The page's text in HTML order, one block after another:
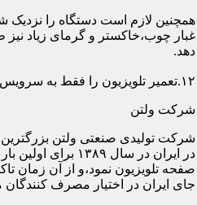
همچنین لازم است دستگاه را نزدیک
غبار چوب،خاکستر و گرمای زیاد
دهد.
۱۲.تعمیر تلویزیون را فقط به سرویس کار ماهر بسپارید
شرکت ولتن
شرکت تولیدی صنعتی ولتن بزرگترین
در ایران در سال
صفحه تلویزیون نمود،و از آن زمان
جای ایران در اختیار مصرف